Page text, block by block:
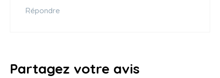
Répondre
Partagez votre avis